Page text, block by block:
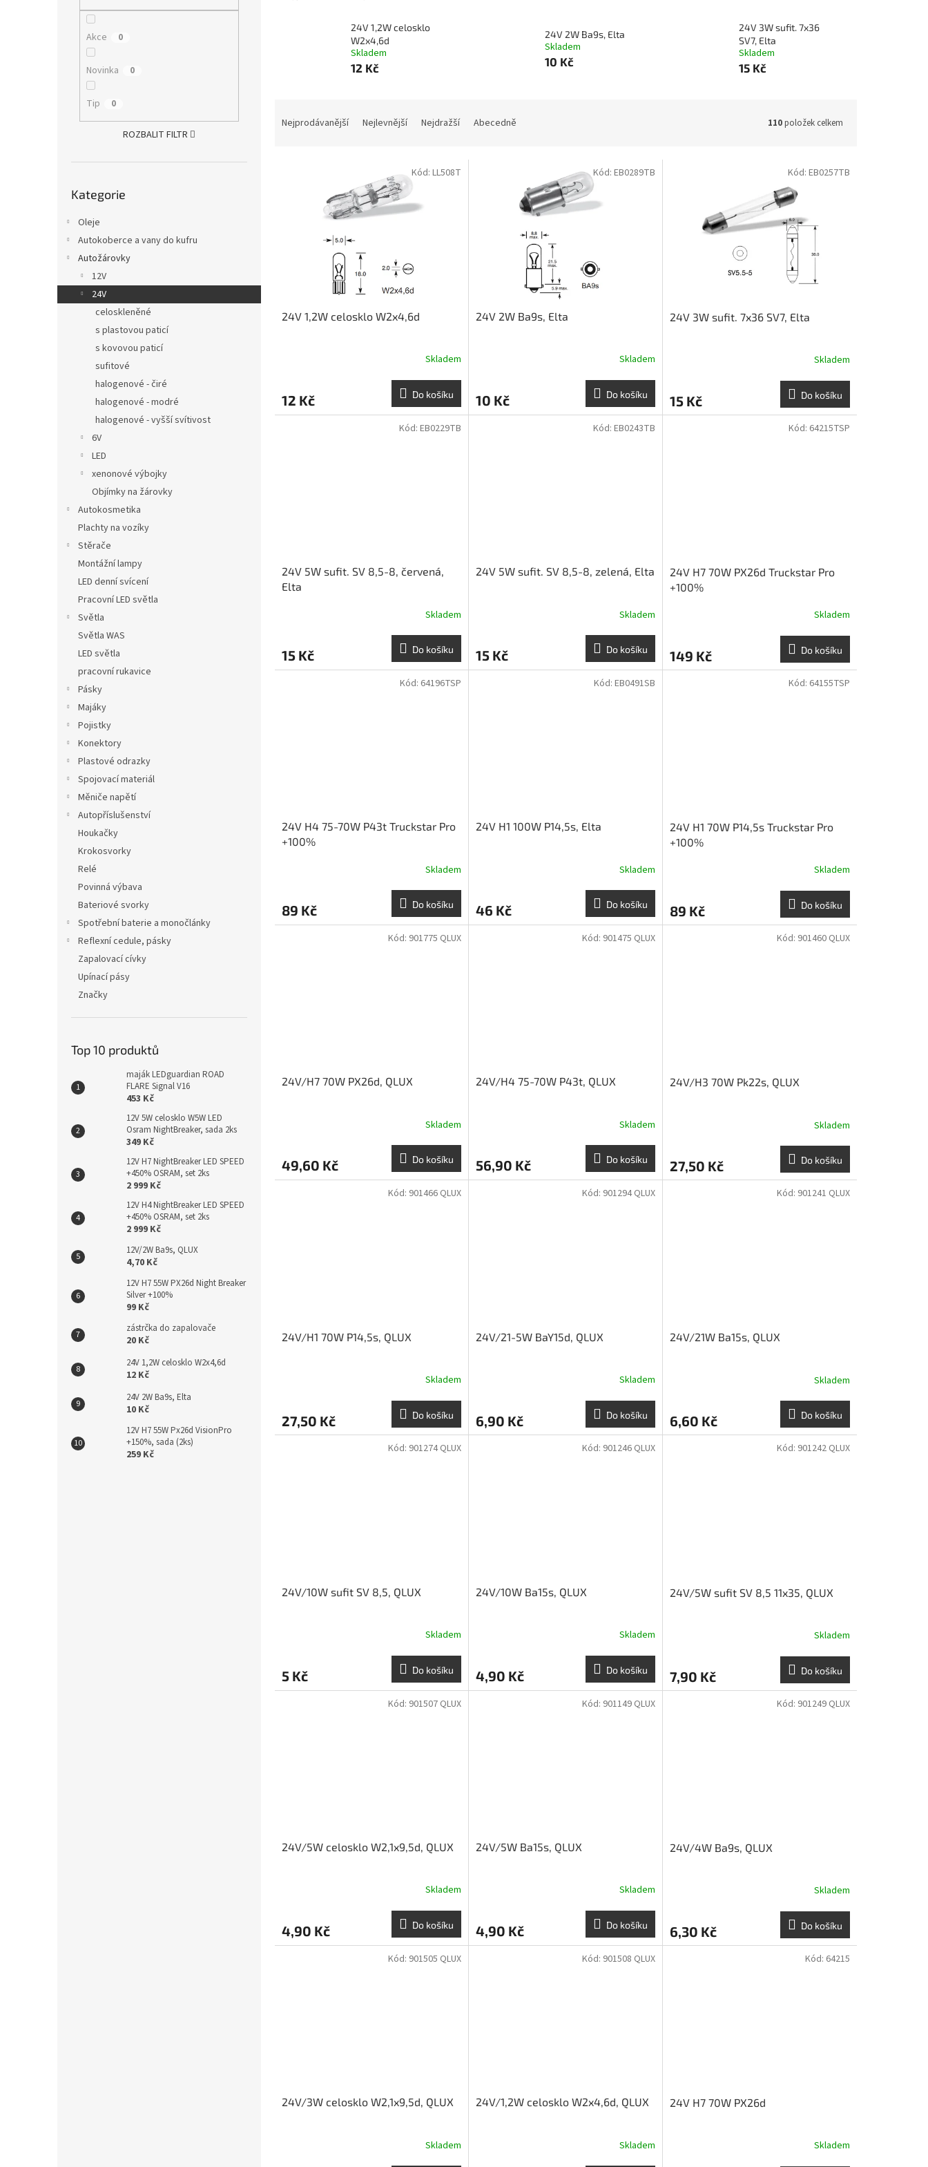
Akce 0
Novinka 0
Tip 0
ROZBALIT FILTR
kategorie
Kategorie
Oleje
Autokoberce a vany do kufru
Autožárovky
12V
24V
celoskleněné
s plastovou paticí
s kovovou paticí
sufitové
halogenové - čiré
halogenové - modré
halogenové - vyšší svítivost
6V
LED
xenonové výbojky
Objímky na žárovky
Autokosmetika
Plachty na vozíky
Stěrače
Montážní lampy
LED denní svícení
Pracovní LED světla
Světla
Světla WAS
LED světla
pracovní rukavice
Pásky
Majáky
Pojistky
Konektory
Plastové odrazky
Spojovací materiál
Měniče napětí
Autopříslušenství
Houkačky
Krokosvorky
Relé
Povinná výbava
Bateriové svorky
Spotřební baterie a monočlánky
Reflexní cedule, pásky
Zapalovací cívky
Upínací pásy
Značky
Top 10 produktů
maják LEDguardian ROAD
FLARE Signal V16
453 Kč
12V 5W celosklo W5W LED
Osram NightBreaker, sada 2ks
349 Kč
12V H7 NightBreaker LED SPEED
+450% OSRAM, set 2ks
2 999 Kč
12V H4 NightBreaker LED SPEED
+450% OSRAM, set 2ks
2 999 Kč
12V/2W Ba9s, QLUX
4,70 Kč
12V H7 55W PX26d Night Breaker
Silver +100%
99 Kč
zástrčka do zapalovače
20 Kč
24V 1,2W celosklo W2x4,6d
12 Kč
24V 2W Ba9s, Elta
10 Kč
12V H7 55W Px26d VisionPro
+150%, sada (2ks)
259 Kč
24V 1,2W celosklo
W2x4,6d
Skladem
12 Kč
24V 2W Ba9s, Elta
Skladem
10 Kč
24V 3W sufit. 7x36
SV7, Elta
Skladem
15 Kč
Nejprodávanější Nejlevnější Nejdražší Abecedně 110položek celkem
24V 1,2W celosklo W2x4,6d
Skladem
12 Kč Do košíku
Kód: LL508T
24V 2W Ba9s, Elta
Skladem
10 Kč Do košíku
Kód: EB0289TB
24V 3W sufit. 7x36 SV7, Elta
Skladem
15 Kč Do košíku
Kód: EB0257TB
24V 5W sufit. SV 8,5-8, červená,
Elta
Skladem
15 Kč Do košíku
Kód: EB0229TB
24V 5W sufit. SV 8,5-8, zelená, Elta
Skladem
15 Kč Do košíku
Kód: EB0243TB
24V H7 70W PX26d Truckstar Pro
+100%
Skladem
149 Kč Do košíku
Kód: 64215TSP
24V H4 75-70W P43t Truckstar Pro
+100%
Skladem
89 Kč Do košíku
Kód: 64196TSP
24V H1 100W P14,5s, Elta
Skladem
46 Kč Do košíku
Kód: EB0491SB
24V H1 70W P14,5s Truckstar Pro
+100%
Skladem
89 Kč Do košíku
Kód: 64155TSP
24V/H7 70W PX26d, QLUX
Skladem
49,60 Kč Do košíku
Kód: 901775 QLUX
24V/H4 75-70W P43t, QLUX
Skladem
56,90 Kč Do košíku
Kód: 901475 QLUX
24V/H3 70W Pk22s, QLUX
Skladem
27,50 Kč Do košíku
Kód: 901460 QLUX
24V/H1 70W P14,5s, QLUX
Skladem
27,50 Kč Do košíku
Kód: 901466 QLUX
24V/21-5W BaY15d, QLUX
Skladem
6,90 Kč Do košíku
Kód: 901294 QLUX
24V/21W Ba15s, QLUX
Skladem
6,60 Kč Do košíku
Kód: 901241 QLUX
24V/10W sufit SV 8,5, QLUX
Skladem
5 Kč Do košíku
Kód: 901274 QLUX
24V/10W Ba15s, QLUX
Skladem
4,90 Kč Do košíku
Kód: 901246 QLUX
24V/5W sufit SV 8,5 11x35, QLUX
Skladem
7,90 Kč Do košíku
Kód: 901242 QLUX
24V/5W celosklo W2,1x9,5d, QLUX
Skladem
4,90 Kč Do košíku
Kód: 901507 QLUX
24V/5W Ba15s, QLUX
Skladem
4,90 Kč Do košíku
Kód: 901149 QLUX
24V/4W Ba9s, QLUX
Skladem
6,30 Kč Do košíku
Kód: 901249 QLUX
24V/3W celosklo W2,1x9,5d, QLUX
Skladem
Kód: 901505 QLUX
24V/1,2W celosklo W2x4,6d, QLUX
Skladem
Kód: 901508 QLUX
24V H7 70W PX26d
Skladem
Kód: 64215